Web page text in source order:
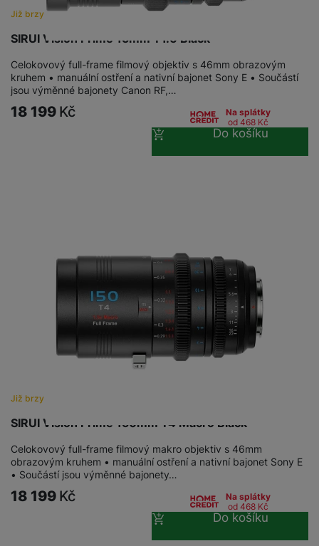
SIRUI Vision Prime 15mm T1.6 Black
Již brzy
Celokovový full-frame filmový objektiv s 46mm obrazovým
kruhem • manuální ostření a nativní bajonet Sony E • Součástí
jsou výměnné bajonety Canon RF,…
18 199 Kč
Na splátky
od 468 Kč
Do košíku
SIRUI Vision Prime 150mm T4 Macro Black
Již brzy
Celokovový full-frame filmový makro objektiv s 46mm
obrazovým kruhem • manuální ostření a nativní bajonet Sony E
• Součástí jsou výměnné bajonety…
18 199 Kč
Na splátky
od 468 Kč
Do košíku